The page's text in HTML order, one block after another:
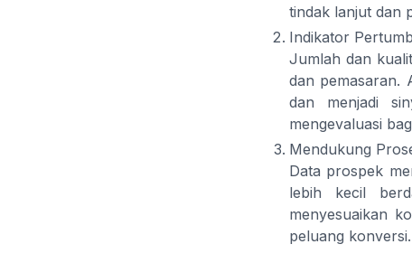
tindak lanjut dan
Indikator
Jumlah dan
dan pemasaran.
dan menjadi
mengevaluasi
Mendukung
Data prospek
lebih kecil
menyesuaikan
peluang konversi.